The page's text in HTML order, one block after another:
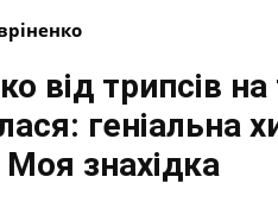
від трипсів
геніальна
знахідка